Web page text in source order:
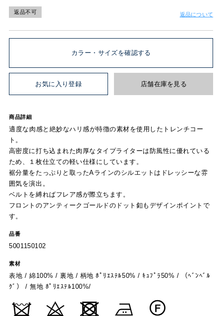
返品不可 返品について
カラー・サイズを確認する
お気に入り登録 店舗在庫を見る
商品詳細
適度な肉感と絶妙なハリ感が特徴の素材を使用したトレンチコー
ト。
高密度に打ち込まれた肉厚なタイプライターは防風性に優れている
ため、１枚仕立ての軽い仕様にしています。
裾分量をたっぷりと取ったAラインのシルエットはドレッシーな雰
囲気を演出。
ベルトを縛ればフレア感が際立ちます。
フロントのアンティークゴールドのドット釦もデザインポイントで
す。
品番
5001150102
素材
表地 / 綿100% / 裏地 / 柄地 ﾎﾟﾘｴｽﾃﾙ50% / ｷｭﾌﾟﾗ50% / （ﾍﾞﾝﾍﾞﾙ
ｸﾞ） / 無地 ﾎﾟﾘｴｽﾃﾙ100%/